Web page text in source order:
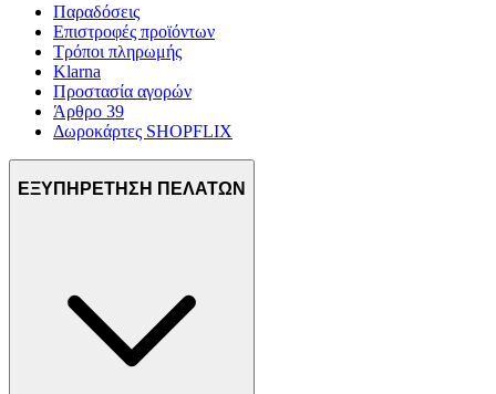
Παραδόσεις
Επιστροφές προϊόντων
Τρόποι πληρωμής
Klarna
Προστασία αγορών
Άρθρο 39
Δωροκάρτες SHOPFLIX
ΕΞΥΠΗΡΕΤΗΣΗ ΠΕΛΑΤΩΝ